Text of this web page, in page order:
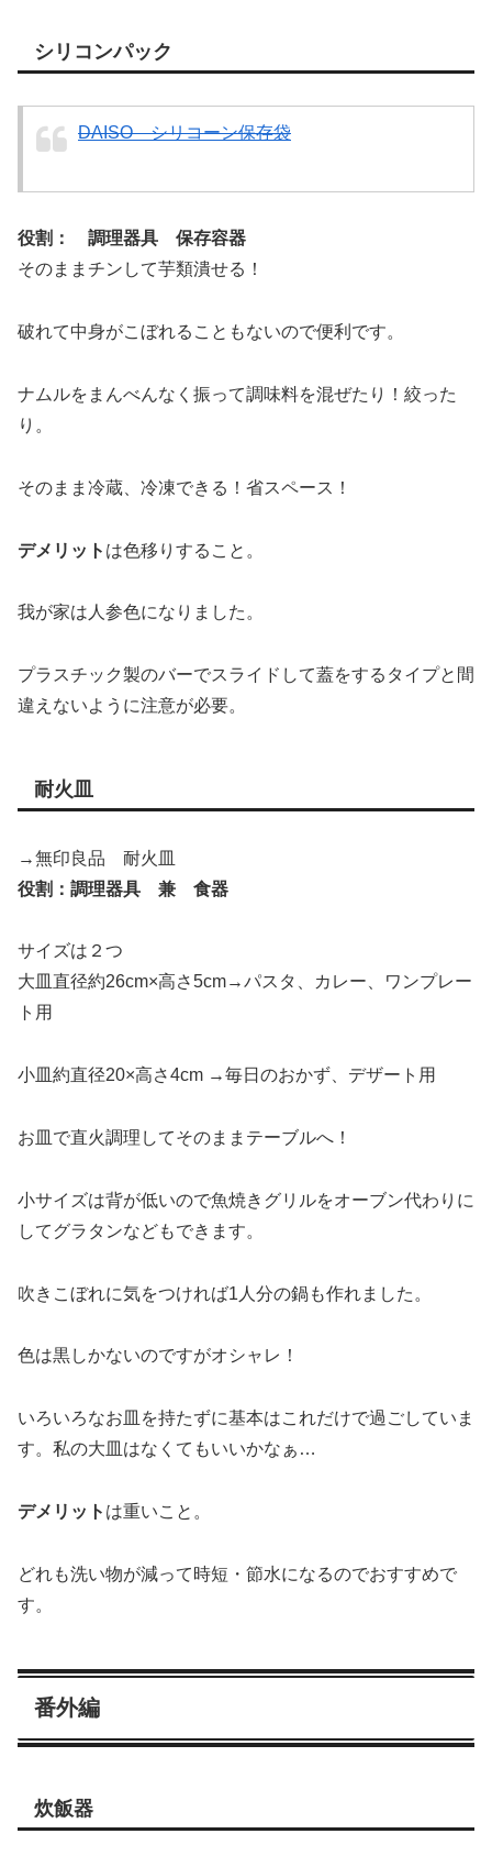
シリコンパック
DAISO シリコーン保存袋
役割： 調理器具 保存容器
そのままチンして芋類潰せる！
破れて中身がこぼれることもないので便利です。
ナムルをまんべんなく振って調味料を混ぜたり！絞った
り。
そのまま冷蔵、冷凍できる！省スペース！
デメリット は色移りすること。
我が家は人参色になりました。
プラスチック製のバーでスライドして蓋をするタイプと間
違えないように注意が必要。
耐火皿
→無印良品 耐火皿
役割：調理器具 兼 食器
サイズは２つ
大皿直径約26cm×高さ5cm→パスタ、カレー、ワンプレー
ト用
小皿約直径20×高さ4cm →毎日のおかず、デザート用
お皿で直火調理してそのままテーブルへ！
小サイズは背が低いので魚焼きグリルをオーブン代わりに
してグラタンなどもできます。
吹きこぼれに気をつければ1人分の鍋も作れました。
色は黒しかないのですがオシャレ！
いろいろなお皿を持たずに基本はこれだけで過ごしていま
す。私の大皿はなくてもいいかなぁ…
デメリット は重いこと。
どれも洗い物が減って時短・節水になるのでおすすめで
す。
番外編
炊飯器